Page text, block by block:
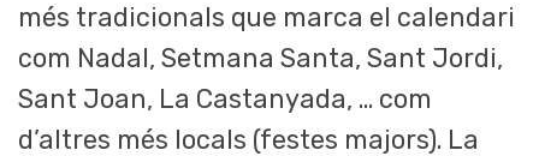
més tradicionals que marca el calendari
com Nadal, Setmana Santa, Sant Jordi,
Sant Joan, La Castanyada, … com
d’altres més locals (festes majors). La